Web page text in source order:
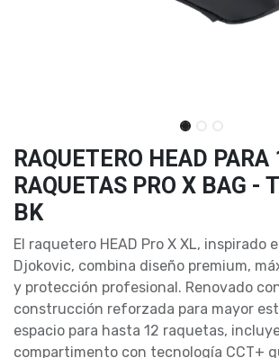
RAQUETERO HEAD PARA
RAQUETAS PRO X BAG -
BK
El raquetero HEAD Pro X XL, inspirado
Djokovic, combina diseño premium,
y protección profesional. Renovado
construcción reforzada para mayor
espacio para hasta 12 raquetas,
compartimento con tecnología CCT+